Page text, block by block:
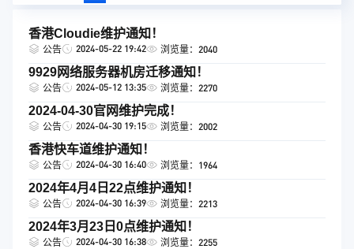
香港Cloudie维护通知！
公告 2024-05-22 19:42 浏览量：2040
9929网络服务器机房迁移通知！
公告 2024-05-12 13:35 浏览量：2270
2024-04-30官网维护完成！
公告 2024-04-30 19:15 浏览量：2002
香港快车道维护通知！
公告 2024-04-30 16:40 浏览量：1964
2024年4月4日22点维护通知！
公告 2024-04-30 16:39 浏览量：2213
2024年3月23日0点维护通知！
公告 2024-04-30 16:38 浏览量：2255